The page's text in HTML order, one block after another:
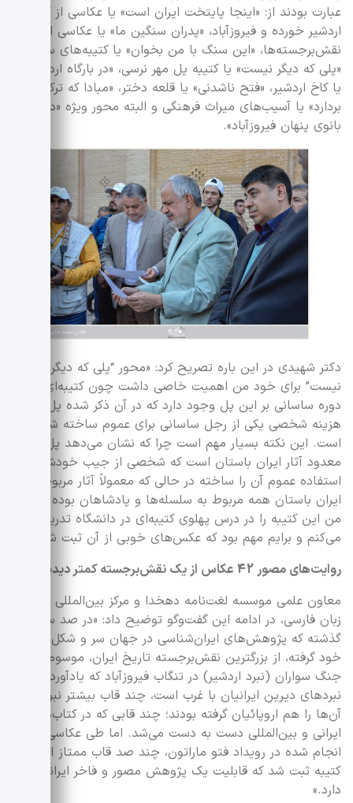
عبارت بودند از: «اینجا پایتخت ایران است» یا عکاسی از گور،
اردشیر خورده و فیروزآباد، «پدران سنگین ما» یا عکاسی از
نقش‌برجسته‌ها، «این سنگ با من بخوان» یا کتیبه‌های سنگی،
«پلی که دیگر نیست» یا کتیبه پل مهر نرسی، «در بارگاه اردشیر»
یا کاخ اردشیر، «فتح ناشدنی» یا قلعه دختر، «مبادا که ترک
بردارد» یا آسیب‌های میراث فرهنگی و البته محور ویژه «دینگ؛
بانوی پنهان فیروزآباد».
دکتر شهیدی در این باره تصریح کرد: «محور “پلی که دیگر
نیست” برای خود من اهمیت خاصی داشت چون کتیبه‌ای از
دوره ساسانی بر این پل وجود دارد که در آن ذکر شده پل با
هزینه شخصی یکی از رجل ساسانی برای عموم ساخته شده
است. این نکته بسیار مهم است چرا که نشان می‌دهد پل از
معدود آثار ایران باستان است که شخصی از جیب خودش برای
استفاده عموم آن را ساخته در حالی که معمولاً آثار مربوط به
ایران باستان همه مربوط به سلسله‌ها و پادشاهان بوده است.
من این کتیبه را در درس پهلوی کتیبه‌ای در دانشگاه تدریس
می‌کنم و برایم مهم بود که عکس‌های خوبی از آن ثبت شود.»
روایت‌های مصور 42 عکاس از یک نقش‌برجسته‌ کمتر دیده‌شده
معاون علمی موسسه لغت‌نامه دهخدا و مرکز بین‌المللی آموزش
زبان فارسی، در ادامه این گفت‌وگو توضیح داد: «در صد سال
گذشته که پژوهش‌های ایران‌شناسی در جهان سر و شکل تازه به
خود گرفته، از بزرگترین نقش‌برجسته تاریخ ایران، موسوم به
جنگ سواران (نبرد اردشیر) در تنگاب فیروزآباد که یادآورد
نبردهای دیرین ایرانیان با غرب است، چند قاب بیشتر نبود که
آن‌ها را هم اروپائیان گرفته بودند؛ چند قابی که در کتاب‌های
ایرانی و بین‌المللی دست به دست می‌شد. اما طی عکاسی‌های
انجام شده در رویداد فتو ماراتون، چند صد قاب ممتاز از این
کتیبه ثبت شد که قابلیت یک پژوهش مصور و فاخر ایرانی را
دارد.»